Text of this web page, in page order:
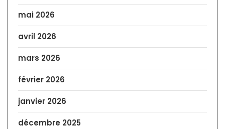
mai 2026
avril 2026
mars 2026
février 2026
janvier 2026
décembre 2025